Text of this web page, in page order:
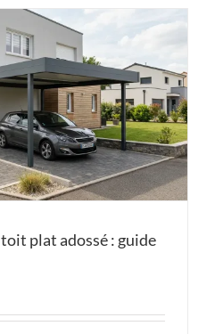
plat adossé : guide